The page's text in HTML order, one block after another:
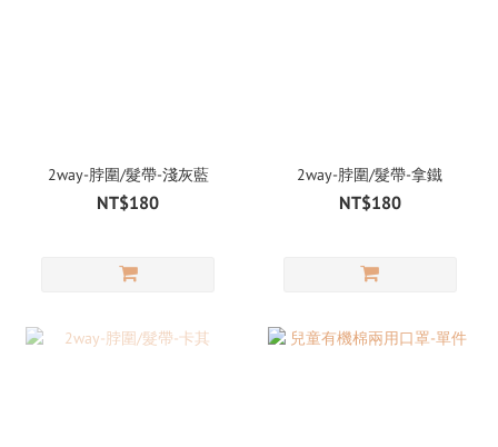
2way-脖圍/髮帶-淺灰藍
NT$180
2way-脖圍/髮帶-拿鐵
NT$180